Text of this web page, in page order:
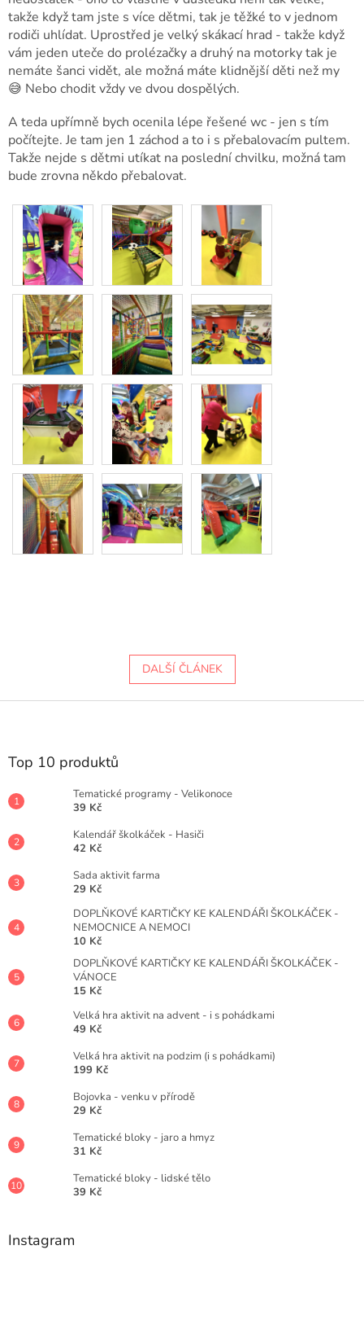
takže když tam jste s více dětmi, tak je těžké to v jednom
rodiči uhlídat. Uprostřed je velký skákací hrad - takže když
vám jeden uteče do prolézačky a druhý na motorky tak je
nemáte šanci vidět, ale možná máte klidnější děti než my
😅 Nebo chodit vždy ve dvou dospělých.
A teda upřímně bych ocenila lépe řešené wc - jen s tím
počítejte. Je tam jen 1 záchod a to i s přebalovacím pultem.
Takže nejde s dětmi utíkat na poslední chvilku, možná tam
bude zrovna někdo přebalovat.
DALŠÍ ČLÁNEK
Z
Top 10 produktů
Tematické programy - Velikonoce
39 Kč
Kalendář školkáček - Hasiči
42 Kč
Sada aktivit farma
29 Kč
DOPLŇKOVÉ KARTIČKY KE KALENDÁŘI ŠKOLKÁČEK -
NEMOCNICE A NEMOCI
10 Kč
DOPLŇKOVÉ KARTIČKY KE KALENDÁŘI ŠKOLKÁČEK -
VÁNOCE
15 Kč
Velká hra aktivit na advent - i s pohádkami
49 Kč
Velká hra aktivit na podzim (i s pohádkami)
199 Kč
Bojovka - venku v přírodě
29 Kč
Tematické bloky - jaro a hmyz
31 Kč
Tematické bloky - lidské tělo
39 Kč
Instagram